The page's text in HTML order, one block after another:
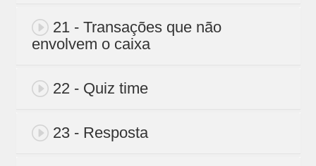
21 - Transações que não
envolvem o caixa
22 - Quiz time
23 - Resposta